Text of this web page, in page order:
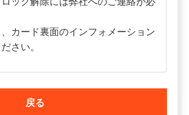
カード裏面のインフォメーション
さい。
戻る